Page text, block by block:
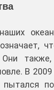
также,
В 2009
пытался